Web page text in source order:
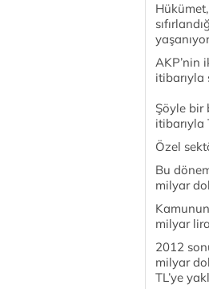
AKP’nin
itibarıyla
Şöyle bir
itibarıyla
Özel
Bu
milyar
milyar
2012
milyar
TL’ye